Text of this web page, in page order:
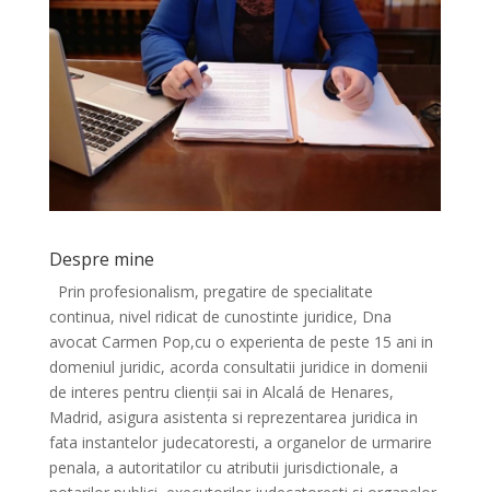
Despre mine
Prin profesionalism, pregatire de specialitate
continua, nivel ridicat de cunostinte juridice, Dna
avocat Carmen Pop,cu o experienta de peste 15 ani in
domeniul juridic, acorda consultatii juridice in domenii
de interes pentru clienții sai in Alcalá de Henares,
Madrid, asigura asistenta si reprezentarea juridica in
fata instantelor judecatoresti, a organelor de urmarire
penala, a autoritatilor cu atributii jurisdictionale, a